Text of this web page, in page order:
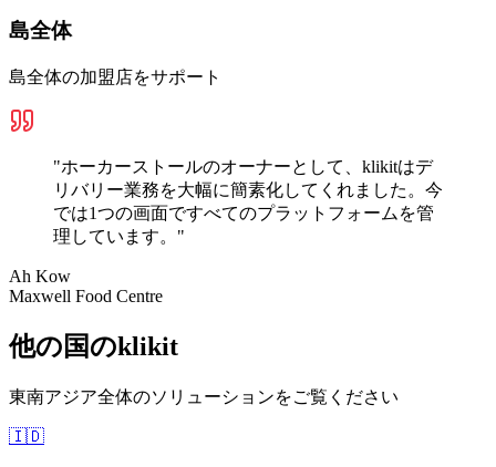
島全体
島全体の加盟店をサポート
"ホーカーストールのオーナーとして、klikitはデ
リバリー業務を大幅に簡素化してくれました。今
では1つの画面ですべてのプラットフォームを管
理しています。 "
Ah Kow
Maxwell Food Centre
他の国のklikit
東南アジア全体のソリューションをご覧ください
🇮🇩